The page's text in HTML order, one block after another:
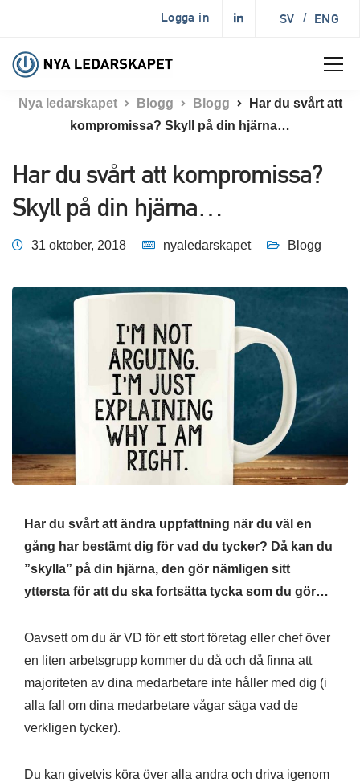
Logga in SV / ENG
Nya ledarskapet Blogg Blogg
Har du svårt att
kompromissa? Skyll på din hjärna…
Har du svårt att kompromissa?
Skyll på din hjärna…
31 oktober, 2018 nyaledarskapet Blogg
Har du svårt att ändra uppfattning när du väl en
gång har bestämt dig för vad du tycker? Då kan du
”skylla” på din hjärna, den gör nämligen sitt
yttersta för att du ska fortsätta tycka som du gör…
Oavsett om du är VD för ett stort företag eller chef över
en liten arbetsgrupp kommer du då och då finna att
majoriteten av dina medarbetare inte håller med dig (i
alla fall om dina medarbetare vågar säga vad de
verkligen tycker).
Du kan givetvis köra över alla andra och driva igenom